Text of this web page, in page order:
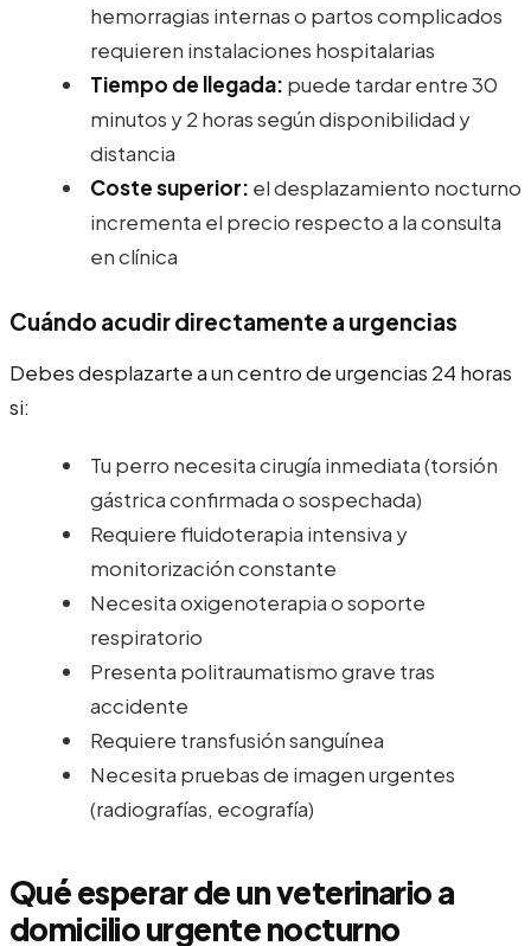
hemorragias internas o partos complicados
requieren instalaciones hospitalarias
Tiempo de llegada: puede tardar entre 30
minutos y 2 horas según disponibilidad y
distancia
Coste superior: el desplazamiento nocturno
incrementa el precio respecto a la consulta
en clínica
Cuándo acudir directamente a urgencias
Debes desplazarte a un centro de urgencias 24 horas
si:
Tu perro necesita cirugía inmediata (torsión
gástrica confirmada o sospechada)
Requiere fluidoterapia intensiva y
monitorización constante
Necesita oxigenoterapia o soporte
respiratorio
Presenta politraumatismo grave tras
accidente
Requiere transfusión sanguínea
Necesita pruebas de imagen urgentes
(radiografías, ecografía)
Qué esperar de un veterinario a
domicilio urgente nocturno